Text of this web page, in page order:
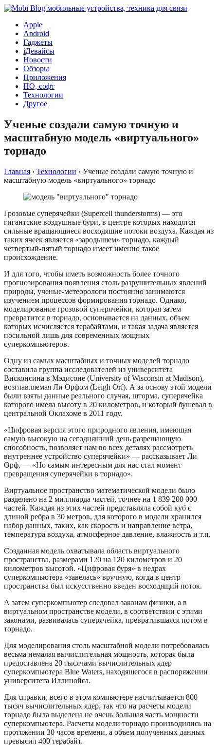
Apple
Android
Гаджеты
iДевайсы
Новости
Обзоры
Приложения
ПО, софт
Технологии
Другое
Ученые создали самую точную и
масштабную модель «виртуального»
торнадо
Главная › Технологии › Ученые создали самую точную и
масштабную модель «виртуального» торнадо
Грозовые суперячейки (Supercell thunderstorms) — это
гигантские воздушные бури, в центре которых находятся
сильные вращающиеся восходящие потоки воздуха. Каждая из
таких ячеек является «зародышем» торнадо, каждый
четвертый-пятый торнадо имеет именно такое
происхождение.
И для того, чтобы иметь возможность более точного
прогнозирования появления столь разрушительных явлений
природы, ученые-метеорологи постоянно занимаются
изучением процессов формирования торнадо. Однако,
моделирование грозовой суперячейки, которая затем
превратится в торнадо, основывается на данных, объем
которых исчисляется терабайтами, и такая задача является
посильной лишь для современных мощных
суперкомпьютеров.
Одну из самых масштабных и точных моделей торнадо
составила группа исследователей из университета
Висконсина в Мэдисоне (University of Wisconsin at Madison),
возглавляемая Ли Орфом (Leigh Orf). А за основу этой модели
были взяты данные реального случая, шторма, суперячейка
которого имела высоту в 20 километров, и который бушевал в
центральной Оклахоме в 2011 году.
«Цифровая версия этого природного явления, имеющая
самую высокую на сегодняшний день разрешающую
способность, позволяет нам во всех деталях рассмотреть
внутреннее устройство суперячейки» — рассказывает Ли
Орф, — «Но самым интересным для нас стал момент
превращения суперячейки в торнадо».
Виртуальное пространство математической модели было
разделено на 2 миллиарда частей, точнее на 1 839 200 000
частей. Каждая из этих частей представляла собой куб с
длиной ребра в 30 метров, для которого в модели хранился
набор данных, таких, как скорость и направление ветра,
температура воздуха, атмосферное давление, влажность и т.п.
Созданная модель охватывала область виртуального
пространства, размерами 120 на 120 километров и 20
километров высотой. «Цифровая буря» в недрах
суперкомпьютера «завелась» вручную, когда в центр
пространства был искусственно введен восходящий поток.
А затем суперкомпьютер следовал законам физики, а в
виртуальном пространстве модели, в соответствии с этими
законами, развивалась суперячейка, превратившаяся потом в
торнадо.
Для моделирования столь масштабной модели потребовалась
весьма немалая вычислительная мощность, которая была
предоставлена 20 тысячами вычислительных ядер
суперкомпьютера Blue Waters, находящегося в распоряжении
университета Иллинойса.
Для справки, всего в этом компьютере насчитывается 800
тысяч вычислительных ядер, так что на расчеты модели
торнадо была выделена не очень большая часть мощности
суперкомпьютера. Расчеты модели торнадо производились на
протяжении 30 часов времени, а объем полученных данных
превысил 400 терабайт.